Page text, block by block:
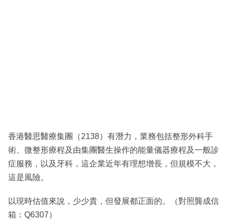
香港醫思醫療集團（2138）有潛力，業務包括整形外科手
術、微整形療程及由集團醫生操作的能量儀器療程及一般診
症服務，以及牙科，這企業近年有理想增長，但規模不大，
這是風險。
以現時估值來說，少少貴，但發展都正面的。（對照龔成信
箱：Q6307）